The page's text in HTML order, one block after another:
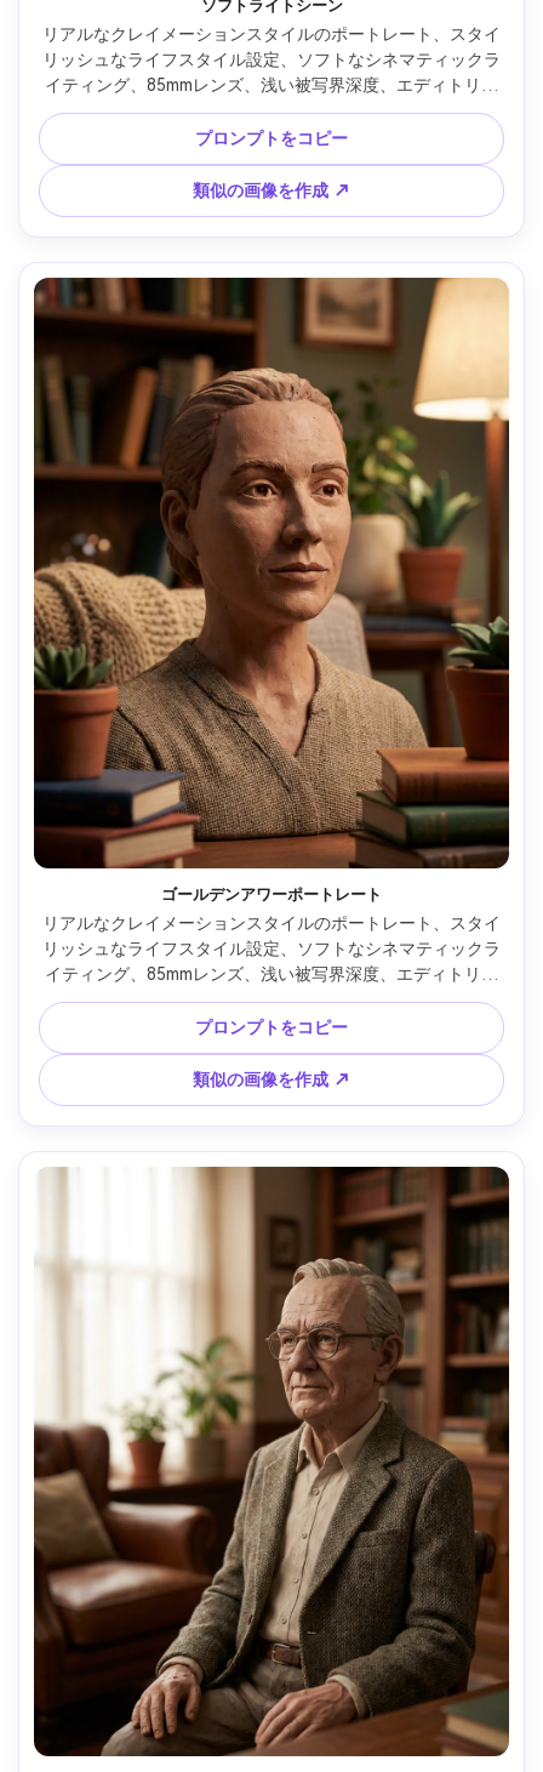
ソフトライトシーン
リアルなクレイメーションスタイルのポートレート、スタイ
リッシュなライフスタイル設定、ソフトなシネマティックラ
イティング、85mmレンズ、浅い被写界深度、エディトリア
ル構図、自然な肌の質感 --ar 4:5
プロンプトをコピー
類似の画像を作成 ↗
ゴールデンアワーポートレート
リアルなクレイメーションスタイルのポートレート、スタイ
リッシュなライフスタイル設定、ソフトなシネマティックラ
イティング、85mmレンズ、浅い被写界深度、エディトリア
ル構図、自然な肌の質感 --ar 4:5
プロンプトをコピー
類似の画像を作成 ↗